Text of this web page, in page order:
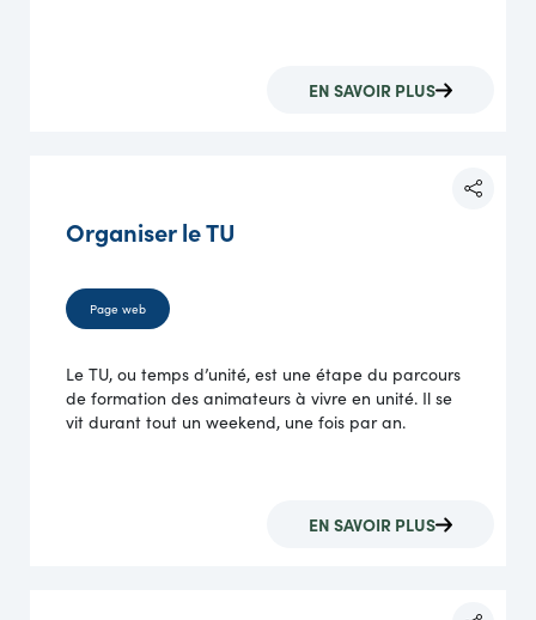
EN SAVOIR PLUS
Organiser le TU
Page web
Le TU, ou temps d’unité, est une étape du parcours
de formation des animateurs à vivre en unité. Il se
vit durant tout un weekend, une fois par an.
EN SAVOIR PLUS